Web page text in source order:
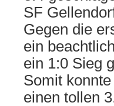
SF
Gegen die
ein
ein 1:0 Sieg
Somit
einen tollen